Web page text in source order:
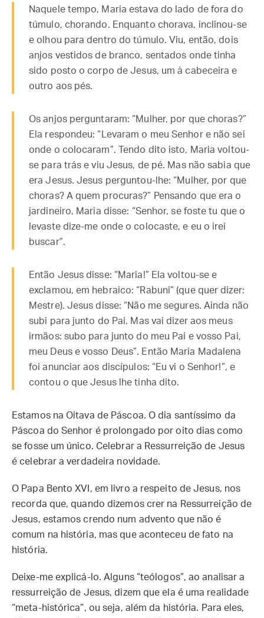
Naquele tempo, Maria estava do lado de fora do
túmulo, chorando. Enquanto chorava, inclinou-se
e olhou para dentro do túmulo. Viu, então, dois
anjos vestidos de branco, sentados onde tinha
sido posto o corpo de Jesus, um à cabeceira e
outro aos pés.
Os anjos perguntaram: “Mulher, por que choras?”
Ela respondeu: “Levaram o meu Senhor e não sei
onde o colocaram”. Tendo dito isto, Maria voltou-
se para trás e viu Jesus, de pé. Mas não sabia que
era Jesus. Jesus perguntou-lhe: “Mulher, por que
choras? A quem procuras?” Pensando que era o
jardineiro, Maria disse: “Senhor, se foste tu que o
levaste dize-me onde o colocaste, e eu o irei
buscar”.
Então Jesus disse: “Maria!” Ela voltou-se e
exclamou, em hebraico: “Rabuni” (que quer dizer:
Mestre). Jesus disse: “Não me segures. Ainda não
subi para junto do Pai. Mas vai dizer aos meus
irmãos: subo para junto do meu Pai e vosso Pai,
meu Deus e vosso Deus”. Então Maria Madalena
foi anunciar aos discípulos: “Eu vi o Senhor!”, e
contou o que Jesus lhe tinha dito.
Estamos na Oitava de Páscoa. O dia santíssimo da
Páscoa do Senhor é prolongado por oito dias como
se fosse um único. Celebrar a Ressurreição de Jesus
é celebrar a verdadeira novidade.
O Papa Bento XVI, em livro a respeito de Jesus, nos
recorda que, quando dizemos crer na Ressurreição de
Jesus, estamos crendo num advento que não é
comum na história, mas que aconteceu de fato na
história.
Deixe-me explicá-lo. Alguns “teólogos”, ao analisar a
ressurreição de Jesus, dizem que ela é uma realidade
“meta-histórica”, ou seja, além da história. Para eles,